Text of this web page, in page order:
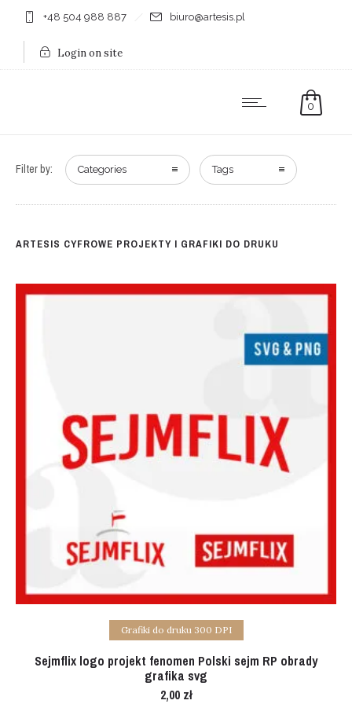
+48 504 988 887 biuro@artesis.pl
Login on site
0
Filter by: Categories Tags
ARTESIS CYFROWE PROJEKTY I GRAFIKI DO DRUKU
Add to cart
Grafiki do druku 300 DPI
Sejmflix logo projekt fenomen Polski sejm RP obrady
grafika svg
2,00 zł